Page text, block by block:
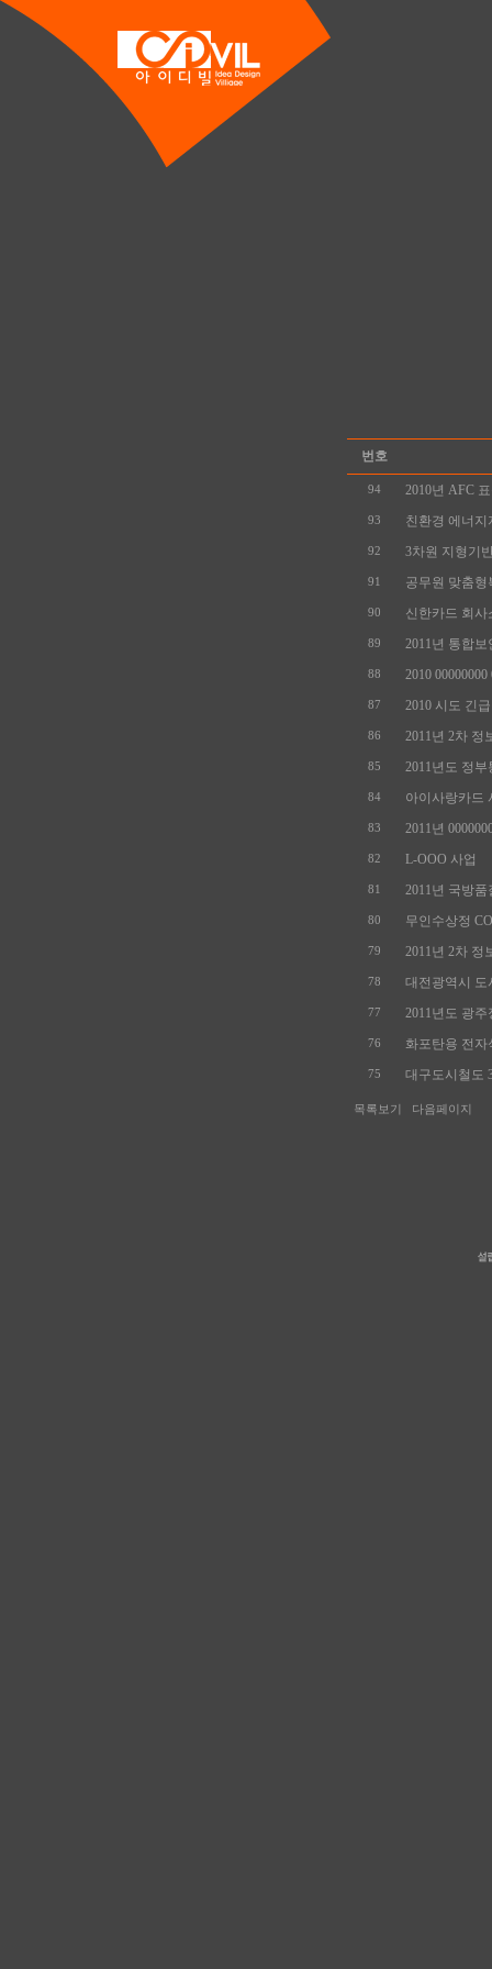
번호
94 2010년 AFC
93 친환경 에너지
92 3차원 지형기
91 공무원 맞춤형
90 신한카드 회사
89 2011년 통합
88 2010 00000000
87 2010 시도 긴
86 2011년 2차 정
85 2011년도 정
84 아이사랑카드
83 2011년
82 L-OOO 사업
81 2011년 국방
80 무인수상정
79 2011년 2차 정
78 대전광역시 도
77 2011년도 광
76 화포탄용 전자
75 대구도시철도
목록보기 다음페이지